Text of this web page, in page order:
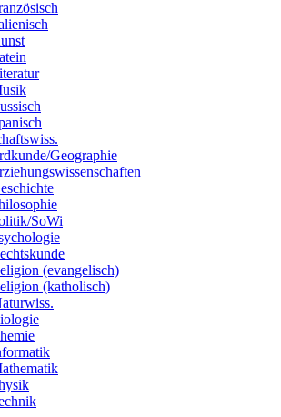
Geographie
SoWi
(evangelisch)
(katholisch)